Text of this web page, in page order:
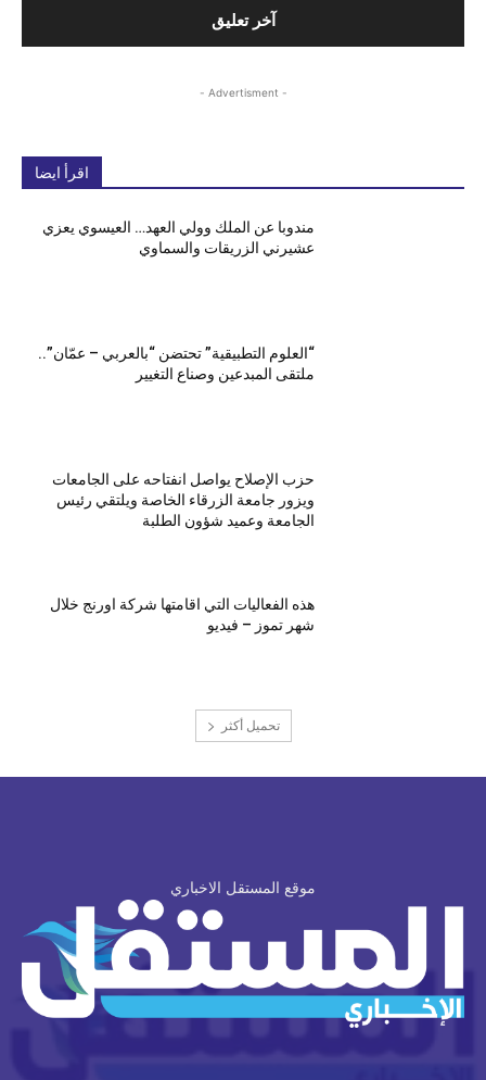
- Advertisment -
اقرأ ايضا
مندوبا عن الملك وولي العهد… العيسوي يعزي
عشيرني الزريقات والسماوي
“العلوم التطبيقية” تحتضن “بالعربي – عمّان”..
ملتقى المبدعين وصناع التغيير
حزب الإصلاح يواصل انفتاحه على الجامعات
ويزور جامعة الزرقاء الخاصة ويلتقي رئيس
الجامعة وعميد شؤون الطلبة
هذه الفعاليات التي اقامتها شركة اورنج خلال
شهر تموز – فيديو
تحميل أكثر
موقع المستقل الاخباري